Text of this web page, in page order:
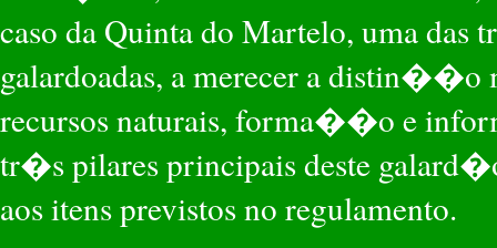
caso da Quinta do Martelo, uma
galardoadas, a merecer a
recursos naturais, forma��o e
tr�s pilares principais deste
aos itens previstos no regulamento.